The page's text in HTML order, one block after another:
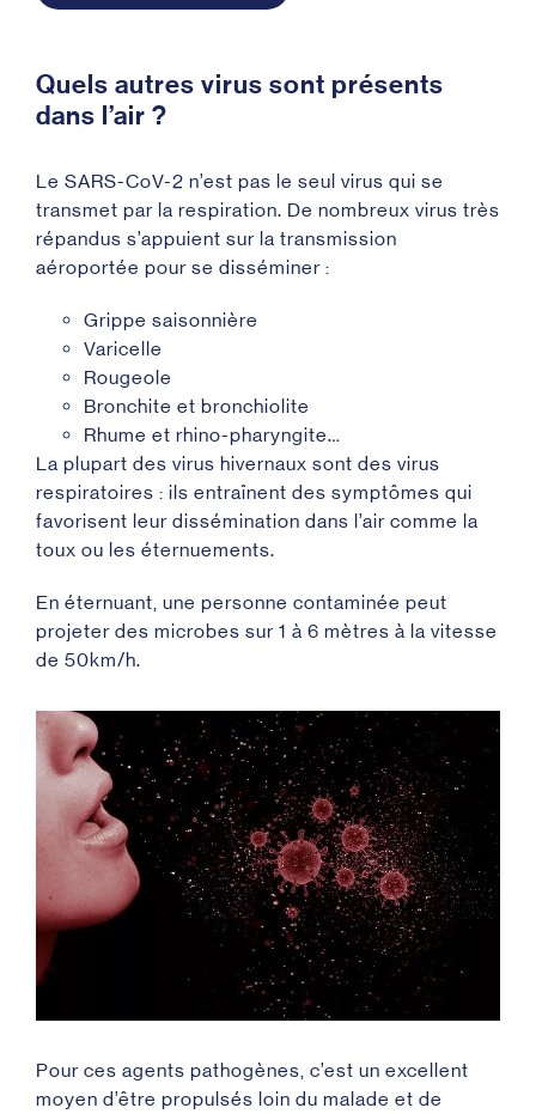
Quels autres virus sont présents
dans l’air ?
Le SARS-CoV-2 n’est pas le seul virus qui se
transmet par la respiration. De nombreux virus très
répandus s’appuient sur la transmission
aéroportée pour se disséminer :
Grippe saisonnière
Varicelle
Rougeole
Bronchite et bronchiolite
Rhume et rhino-pharyngite…
La plupart des virus hivernaux sont des virus
respiratoires : ils entraînent des symptômes qui
favorisent leur dissémination dans l’air comme la
toux ou les éternuements.
En éternuant, une personne contaminée peut
projeter des microbes sur 1 à 6 mètres à la vitesse
de 50km/h.
Pour ces agents pathogènes, c’est un excellent
moyen d’être propulsés loin du malade et de